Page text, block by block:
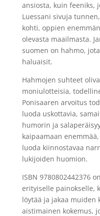
ansiosta, kuin feeniks,
Luessani sivuja
kohti, oppien
olevasta maailmasta.
suomen on hahmo,
haluaisit.
Hahmojen suhteet
moniulotteisia,
Ponisaaren arvoitus
luoda uskottavia,
humorin ja
kaipaamaan
luoda kiinnostavaa
lukijoiden huomion.
ISBN 9780802442376
erityiselle painokselle,
löytää ja jakaa muiden
aistimainen kokemus,